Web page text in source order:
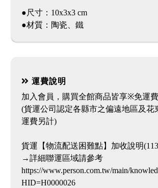
●尺寸：10x3x3 cm
●材質：陶瓷、鐵
運費說明
加入會員，購買全館商品皆享※免運
(貨運公司認定各縣市之偏遠地區及花
運費另計)
貨運【物流配送困難點】加收說明
→詳細聯運區域請參考
https://www.person.com.tw/main/
HID=H0000026